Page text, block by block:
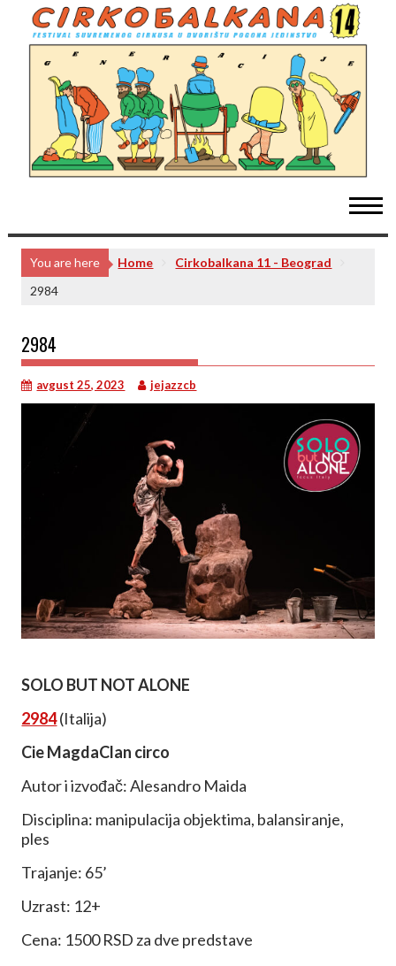
content
You are here Home
Cirkobalkana 11 - Beograd
2984
2984
avgust 25, 2023 jejazzcb
SOLO BUT NOT ALONE
2984(Italija)
Cie MagdaClan circo
Autor i izvođač: Alesandro Maida
Disciplina: manipulacija objektima, balansiranje,
ples
Trajanje: 65’
Uzrast: 12+
Cena: 1500 RSD za dve predstave